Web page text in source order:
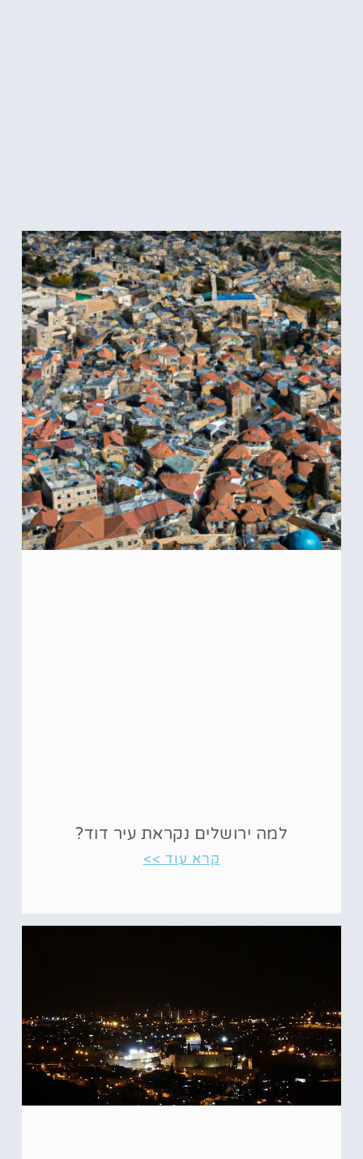
למה ירושלים נקראת עיר דוד?
קרא עוד >>